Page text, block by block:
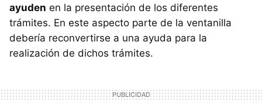
ayuden en la presentación de los diferentes
trámites. En este aspecto parte de la ventanilla
debería reconvertirse a una ayuda para la
realización de dichos trámites.